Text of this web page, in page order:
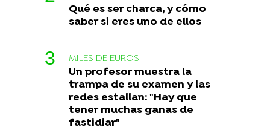
Qué es ser charca, y cómo
saber si eres uno de ellos
MILES DE EUROS
Un profesor muestra la
trampa de su examen y las
redes estallan: "Hay que
tener muchas ganas de
fastidiar"